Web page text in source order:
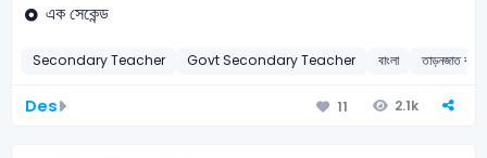
এক সেকেন্ড
Secondary Teacher Govt Secondary Teacher বাংলা তাড়নজাত বা
Des 11 2.1k